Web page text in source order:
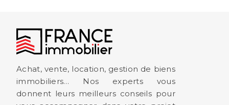
Achat, vente, location, gestion de biens
immobiliers… Nos experts vous
donnent leurs meilleurs conseils pour